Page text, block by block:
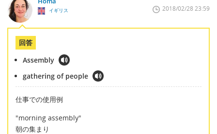
イギリス 2018/02/28 23:59
回答
Assembly
gathering of people
仕事での使用例
"morning assembly"
朝の集まり